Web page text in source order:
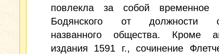
повлекла за собой временное
Бодянского от должности
названного общества. Кроме
издания 1591 г., сочинение